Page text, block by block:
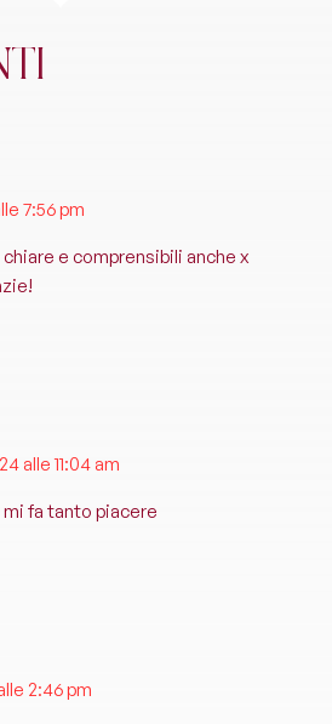
7:56 pm
e comprensibili anche x
alle 11:04 am
fa tanto piacere
2:46 pm